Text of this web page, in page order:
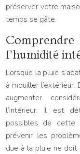
préserver votre
temps se gâte.
l’humidité
Lorsque la pluie
à mouiller
augmenter
l’intérieur. Il est
possibles de cette
prévenir les
due à la pluie ne